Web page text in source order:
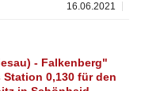
16.06.2021
- Falkenberg"
0,130 für den